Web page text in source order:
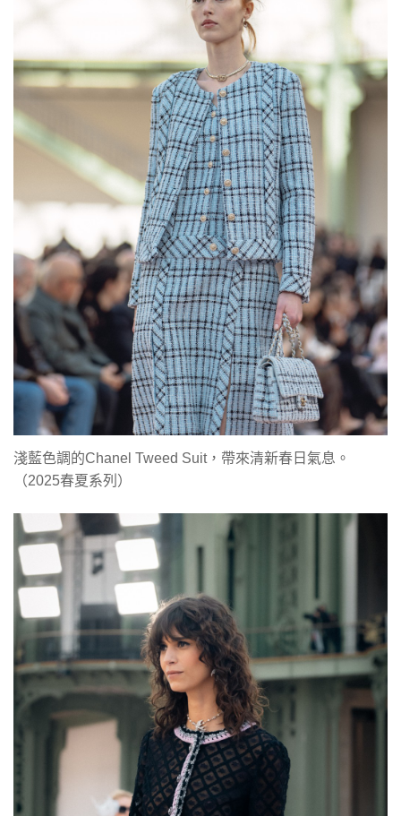
淺藍色調的Chanel Tweed Suit，帶來清新春日氣息。
（2025春夏系列）